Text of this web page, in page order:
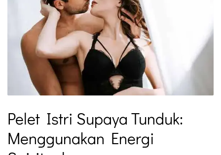
Pelet Istri Supaya Tunduk:
Menggunakan Energi